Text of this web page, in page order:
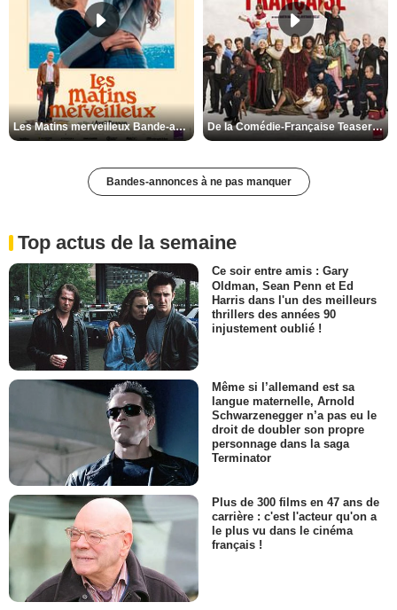
Les Matins merveilleux Bande-annonce VF De la Comédie-Française Teaser VF
Bandes-annonces à ne pas manquer
Top actus de la semaine
Ce soir entre amis : Gary
Oldman, Sean Penn et Ed
Harris dans l'un des meilleurs
thrillers des années 90
injustement oublié !
Même si l’allemand est sa
langue maternelle, Arnold
Schwarzenegger n’a pas eu le
droit de doubler son propre
personnage dans la saga
Terminator
Plus de 300 films en 47 ans de
carrière : c'est l'acteur qu'on a
le plus vu dans le cinéma
français !